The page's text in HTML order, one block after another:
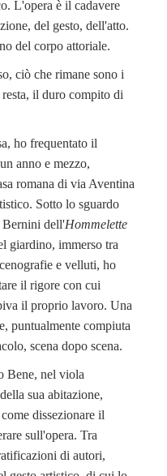
L'opera è il cadavere
del gesto, dell'atto.
del corpo attoriale.
ciò che rimane sono i
il duro compito di
ho frequentato il
anno e mezzo,
romana di via Aventina
Sotto lo sguardo
Bernini dell'Hommelette
giardino, immerso tra
e velluti, ho
il rigore con cui
il proprio lavoro. Una
puntualmente compiuta
scena dopo scena.
Bene, nel viola
sua abitazione,
dissezionare il
sull'opera. Tra
di autori,